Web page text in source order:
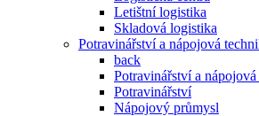
Letištní logistika
Skladová logistika
Potravinářství a nápojová
back
Potravinářství a
Potravinářství
Nápojový průmysl